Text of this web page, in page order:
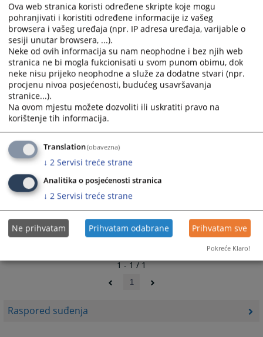
Raspored suđenja
5833PREGLEDA
Linkovi
Raspored ročišta
1 - 1 / 1
1
Ova web stranica koristi određene skripte koje mogu
pohranjivati i koristiti određene informacije iz vašeg
browsera i vašeg uređaja (npr. IP adresa uređaja, varijable o
sesiji unutar browsera, ...).
Neke od ovih informacija su nam neophodne i bez njih web
stranica ne bi mogla fukcionisati u svom punom obimu, dok
neke nisu prijeko neophodne a služe za dodatne stvari (npr.
procjenu nivoa posjećenosti, budućeg usavršavanja
stranice...).
Na ovom mjestu možete dozvoliti ili uskratiti pravo na
korištenje tih informacija.
Translation(obavezna)
↓ 2 Servisi treće strane
Analitika o posjećenosti stranica
↓ 2 Servisi treće strane
Ne prihvatam Prihvatam odabrane Prihvatam sve
Pokreće Klaro!